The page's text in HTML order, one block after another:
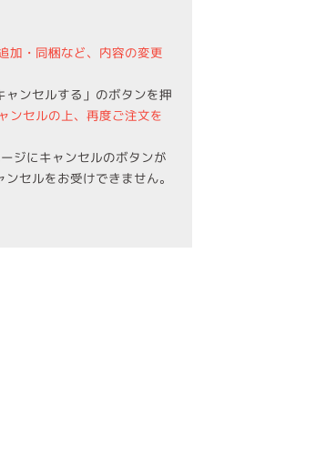
加・同梱など、内容の変更
ンセルする」のボタンを押
ンセルの上、再度ご注文を
ジにキャンセルのボタンが
セルをお受けできません。